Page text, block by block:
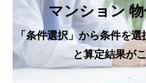
マンション
「条件選択」から条件を
と算定結果が